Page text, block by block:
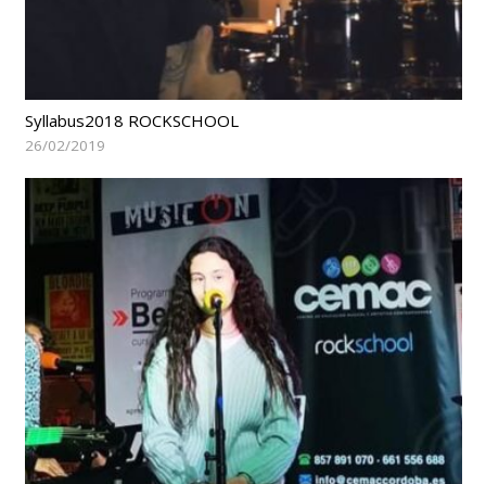
Syllabus2018 ROCKSCHOOL
26/02/2019